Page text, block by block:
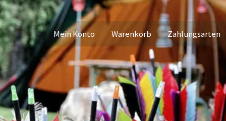
Mein Konto Warenkorb Zahlungsarten